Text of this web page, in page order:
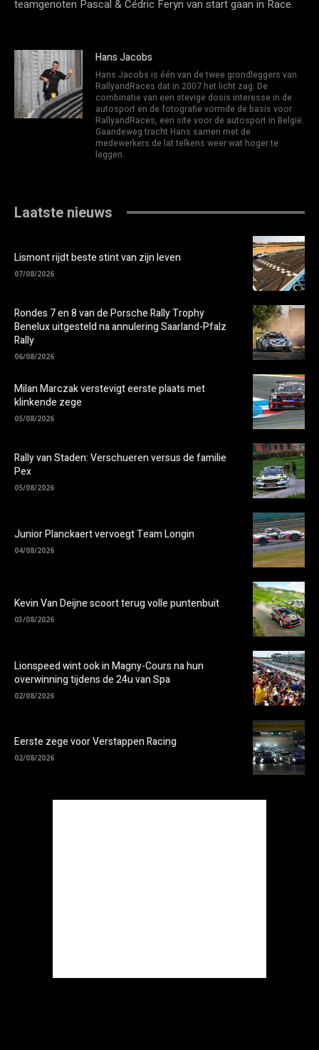
teamgenoten Pascal & Cédric Feryn van start gaan in Race.
Hans Jacobs
Hans Jacobs is één van de twee grondleggers van
RallyandRaces dat in 2007 het licht zag. De
combinatie van een stevige dosis interesse in de
autosport en de fotografie vormde de basis voor
RallyandRaces, een site voor de autosport in België.
Gaandeweg tracht Hans samen met de
medewerkers de lat telkens weer wat hoger te
leggen.
Laatste nieuws
Lismont rijdt beste stint van zijn leven
07/08/2026
Rondes 7 en 8 van de Porsche Rally Trophy
Benelux uitgesteld na annulering Saarland-Pfalz
Rally
06/08/2026
Milan Marczak verstevigt eerste plaats met
klinkende zege
05/08/2026
Rally van Staden: Verschueren versus de familie
Pex
05/08/2026
Junior Planckaert vervoegt Team Longin
04/08/2026
Kevin Van Deijne scoort terug volle puntenbuit
03/08/2026
Lionspeed wint ook in Magny-Cours na hun
overwinning tijdens de 24u van Spa
02/08/2026
Eerste zege voor Verstappen Racing
02/08/2026